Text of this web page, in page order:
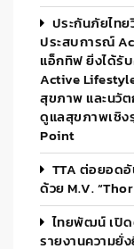
ประกันภัยไท
ประสบการณ์
แอ็กทิฟ ยิ่งได้รั
Active
สุขภาพ และนวั
ดูแลสุขภาพเชิง
Point
TTA ต่อยอดอั
ด้วย M.V.
ไทยพัฒน์ เปิด
รายงานความยั่